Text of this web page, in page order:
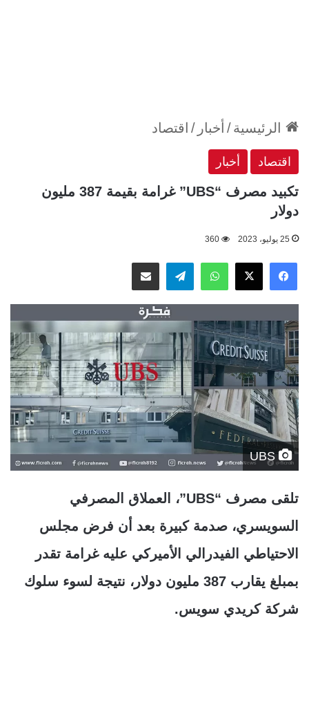
الرئيسية/ أخبار / اقتصاد
اقتصاد أخبار
تكبيد مصرف “UBS” غرامة بقيمة 387 مليون
دولار
25 يوليو، 2023 360
فيسبوك
‫X واتسابتيلقراممشاركة عبر البريد
تلقى مصرف “UBS”، العملاق المصرفي
السويسري، صدمة كبيرة بعد أن فرض مجلس
الاحتياطي الفيدرالي الأميركي عليه غرامة تقدر
بمبلغ يقارب 387 مليون دولار، نتيجة لسوء سلوك
شركة كريدي سويس.